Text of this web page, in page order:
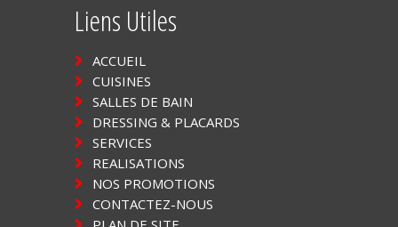
Liens Utiles
ACCUEIL
CUISINES
SALLES DE BAIN
DRESSING & PLACARDS
SERVICES
REALISATIONS
NOS PROMOTIONS
CONTACTEZ-NOUS